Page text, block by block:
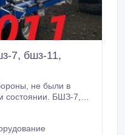
7, бшз-11,
были в
Рабочие шлейфы
что